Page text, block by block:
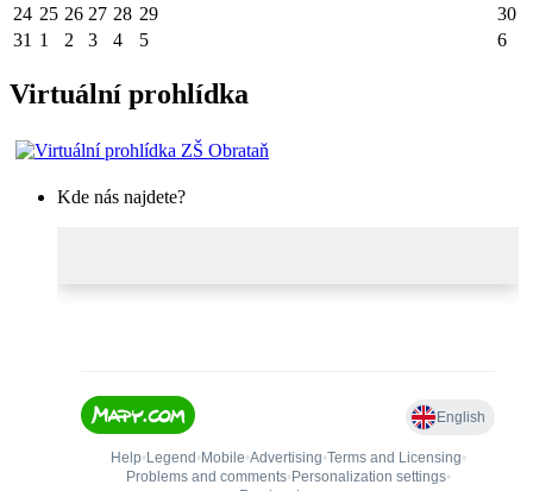
24 25 26 27 28 29
30
31 1 2 3 4 5 6
Virtuální prohlídka
Kde nás najdete?